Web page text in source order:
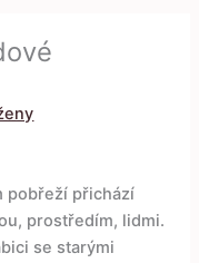
pobřeží přichází
prostředím, lidmi.
se starými